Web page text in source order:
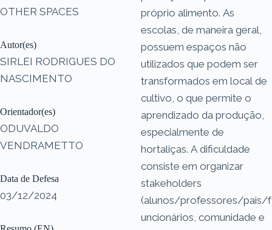
OTHER SPACES
Autor(es)
SIRLEI RODRIGUES DO
NASCIMENTO
Orientador(es)
ODUVALDO
VENDRAMETTO
Data de Defesa
03/12/2024
próprio alimento. As
escolas, de maneira geral,
possuem espaços não
utilizados que podem ser
transformados em local de
cultivo, o que permite o
aprendizado da produção,
especialmente de
hortaliças. A dificuldade
consiste em organizar
stakeholders
(alunos/professores/pais/f
uncionários, comunidade e